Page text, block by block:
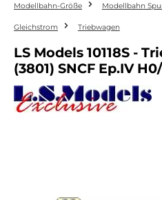
Modellbahn-Größe Modellbahn
Gleichstrom Triebwagen
LS Models 10118S -
(3801) SNCF Ep.IV